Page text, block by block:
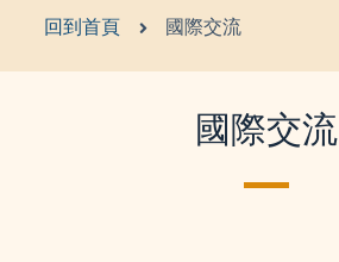
回到首頁 國際交流
國際交流